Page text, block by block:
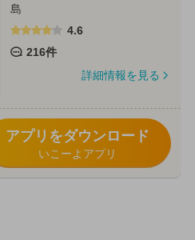
島
4.6
216件
詳細情報を見る
アプリをダウンロード
いこーよアプリ